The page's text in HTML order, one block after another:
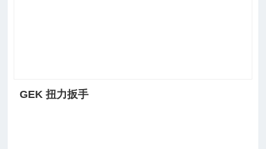
GEK 扭力扳手